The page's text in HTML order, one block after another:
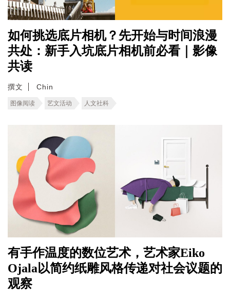
如何挑选底片相机？先开始与时间浪漫
共处：新手入坑底片相机前必看｜影像
共读
撰文 Chin
图像阅读 艺文活动 人文社科
有手作温度的数位艺术，艺术家Eiko
Ojala以简约纸雕风格传递对社会议题的
观察